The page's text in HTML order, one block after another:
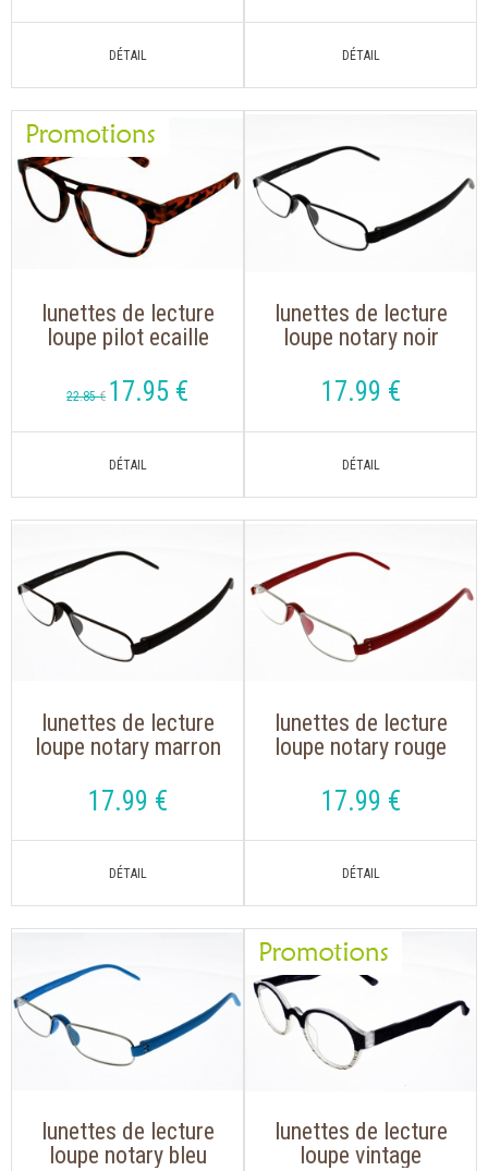
lunettes de lecture
loupe pilot ecaille
22.85 € 17.95 €
lunettes de lecture
loupe notary noir
17.99 €
lunettes de lecture
loupe notary marron
17.99 €
lunettes de lecture
loupe notary rouge
17.99 €
lunettes de lecture
loupe notary bleu
lunettes de lecture
loupe vintage